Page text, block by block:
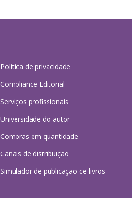
Política de privacidade
Compliance Editorial
Serviços profissionais
Universidade do autor
Compras em quantidade
Canais de distribuição
Simulador de publicação de livros